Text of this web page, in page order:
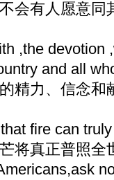
会有人愿意同
,the devotion
and all
精力、信念和
fire can
将真正普照全